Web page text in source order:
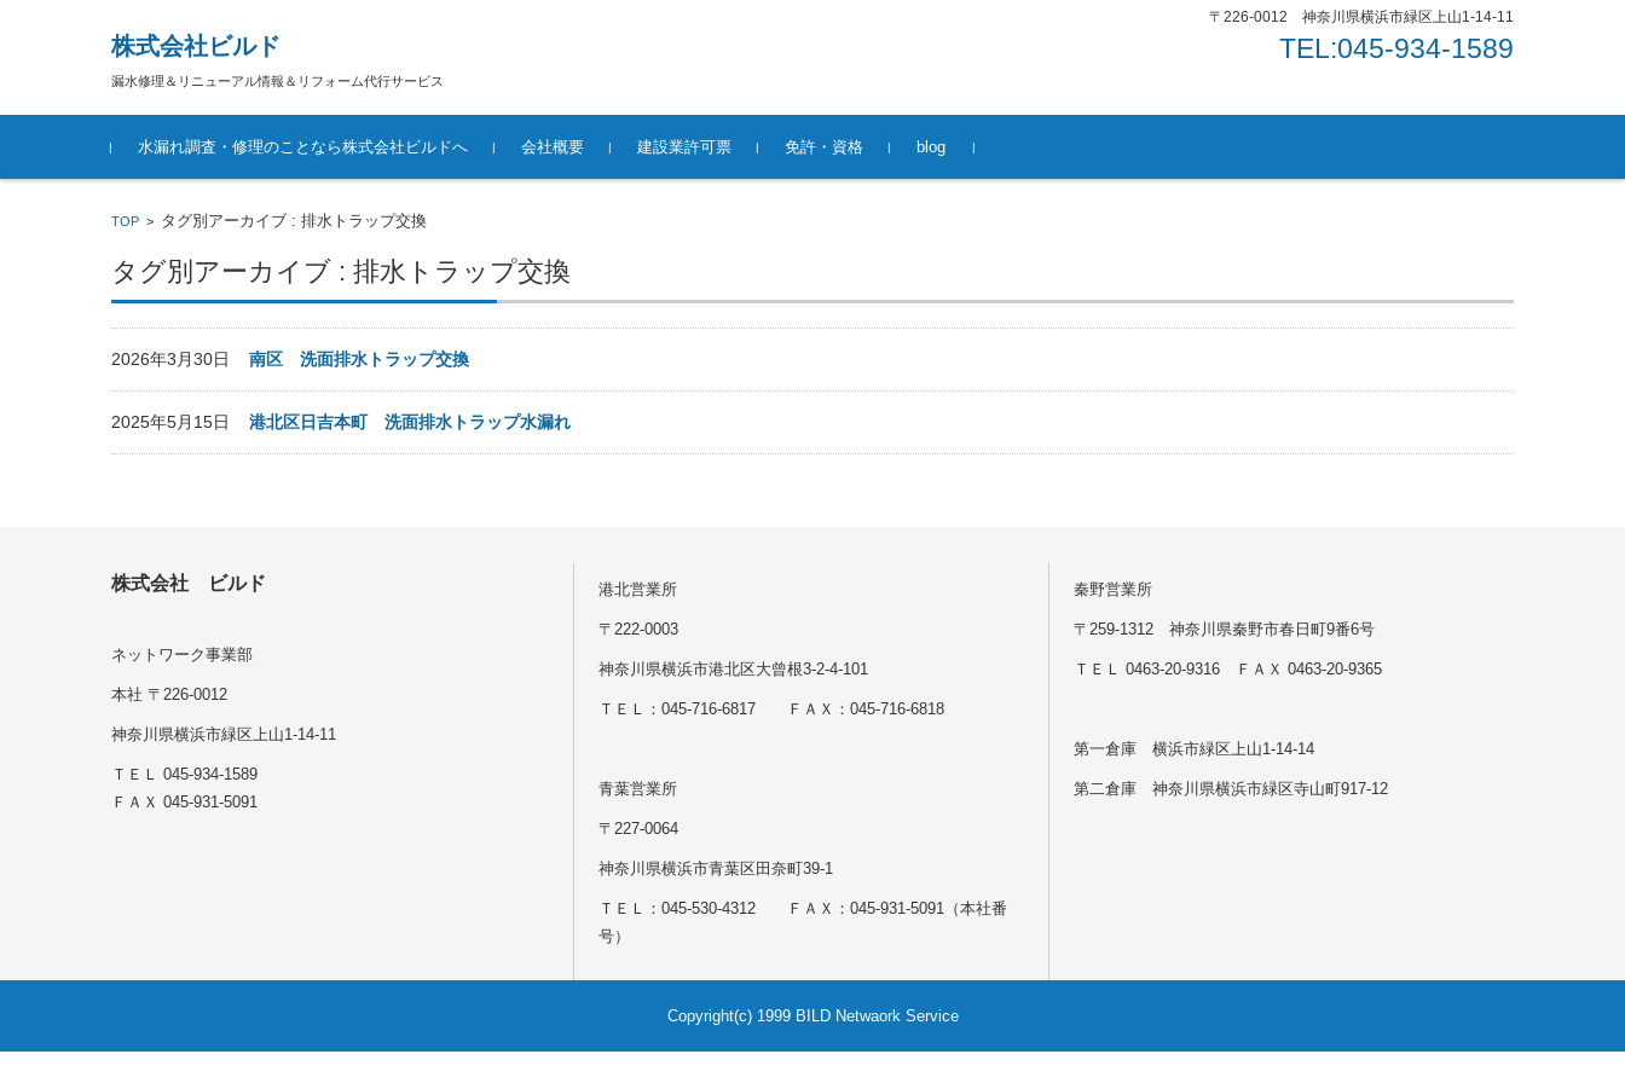
株式会社ビルド
漏水修理＆リニューアル情報＆リフォーム代行サービス
〒226-0012 神奈川県横浜市緑区上山1-14-11
TEL:045-934-1589
コンテンツに移動
水漏れ調査・修理のことなら株式会社ビルドへ
会社概要 建設業許可票 免許・資格 blog
TOP > タグ別アーカイブ : 排水トラップ交換
タグ別アーカイブ : 排水トラップ交換
2026年3月30日 南区 洗面排水トラップ交換
2025年5月15日 港北区日吉本町 洗面排水トラップ水漏れ
株式会社 ビルド
ネットワーク事業部
本社 〒226-0012
神奈川県横浜市緑区上山1-14-11
ＴＥＬ 045-934-1589
ＦＡＸ 045-931-5091
港北営業所
〒222-0003
神奈川県横浜市港北区大曾根3-2-4-101
ＴＥＬ：045-716-6817 ＦＡＸ：045-716-6818
青葉営業所
〒227-0064
神奈川県横浜市青葉区田奈町39-1
ＴＥＬ：045-530-4312 ＦＡＸ：045-931-5091（本社番
号）
秦野営業所
〒259-1312 神奈川県秦野市春日町9番6号
ＴＥＬ 0463-20-9316 ＦＡＸ 0463-20-9365
第一倉庫 横浜市緑区上山1-14-14
第二倉庫 神奈川県横浜市緑区寺山町917-12
Copyright(c) 1999 BILD Netwaork Service